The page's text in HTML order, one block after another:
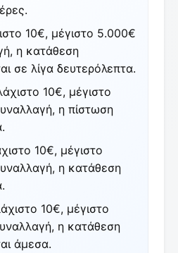
10€, μέγιστο 5.000€
η κατάθεση
σε λίγα δευτερόλεπτα.
10€, μέγιστο
η πίστωση
10€, μέγιστο
η κατάθεση
10€, μέγιστο
η κατάθεση
άμεσα.